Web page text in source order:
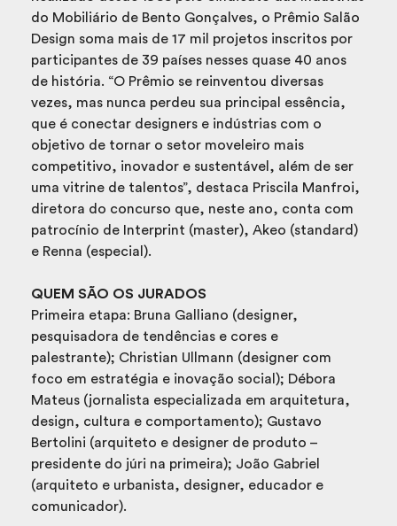
do Mobiliário de Bento Gonçalves, o Prêmio Salão
Design soma mais de 17 mil projetos inscritos por
participantes de 39 países nesses quase 40 anos
de história. “O Prêmio se reinventou diversas
vezes, mas nunca perdeu sua principal essência,
que é conectar designers e indústrias com o
objetivo de tornar o setor moveleiro mais
competitivo, inovador e sustentável, além de ser
uma vitrine de talentos”, destaca Priscila Manfroi,
diretora do concurso que, neste ano, conta com
patrocínio de Interprint (master), Akeo (standard)
e Renna (especial).
QUEM SÃO OS JURADOS
Primeira etapa: Bruna Galliano (designer,
pesquisadora de tendências e cores e
palestrante); Christian Ullmann (designer com
foco em estratégia e inovação social); Débora
Mateus (jornalista especializada em arquitetura,
design, cultura e comportamento); Gustavo
Bertolini (arquiteto e designer de produto –
presidente do júri na primeira); João Gabriel
(arquiteto e urbanista, designer, educador e
comunicador).